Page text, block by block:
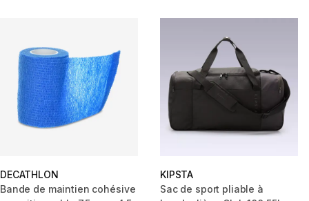
DECATHLON
Bande de maintien cohésive
KIPSTA
Sac de sport pliable à